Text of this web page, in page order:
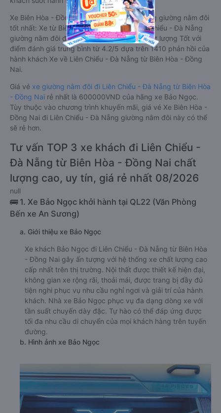
Xe Biên Hòa - Đồng Nai Liên Chiểu - Đà Nẵng giường nằm đôi
tốt nhất: Xe từ Biên Hòa - Đồng Nai đi Liên Chiểu - Đà Nẵng
giường nằm đôi được đánh giá chung có chất lượng Tốt với
điểm đánh giá trung bình từ 4.2/5 dựa trên 1410 phản hồi của
hành khách Xe về Liên Chiểu - Đà Nẵng từ Biên Hòa - Đồng
Nai.
Giá vé xe giường nằm đôi đi Liên Chiểu - Đà Nẵng từ Biên Hòa
- Đồng Nai rẻ nhất là 600000VND của hãng xe Bảo Ngọc.
Tùy thuộc vào chương trình khuyến mãi, giá vé Xe Biên Hòa -
Đồng Nai đi Liên Chiểu - Đà Nẵng giường nằm đôi này có thể
sẽ rẻ hơn.
Tư vấn TOP 3 xe khách đi Liên Chiểu -
Đà Nẵng từ Biên Hòa - Đồng Nai chất
lượng cao, uy tín, giá rẻ nhất 08/2026
null
🚌 1. Xe Bảo Ngọc khởi hành tại QL22 (Văn Phòng
Bến xe An Sương)
a. Giới thiệu xe Bảo Ngọc
Xe khách Bảo Ngọc đi Liên Chiểu - Đà Nẵng từ Biên Hòa
- Đồng Nai gây ấn tượng với hệ thống xe chất lượng cao
cấp nhất trên thị trường. Nội thất được thiết kế hiện đại,
không gian xe rộng rãi, thoải mái, được trang bị đầy đủ
tiện nghi phục vụ nhu cầu nghỉ ngơi và giải trí của hành
khách. Nhà xe Bảo Ngọc phục vụ đa dạng dòng xe với
tần suất chuyến dày đặc. Tự hào có thể đáp ứng được
tối đa nhu cầu di chuyển của mọi khách hàng trên tuyến
đường.
b. Hình ảnh xe Bảo Ngọc